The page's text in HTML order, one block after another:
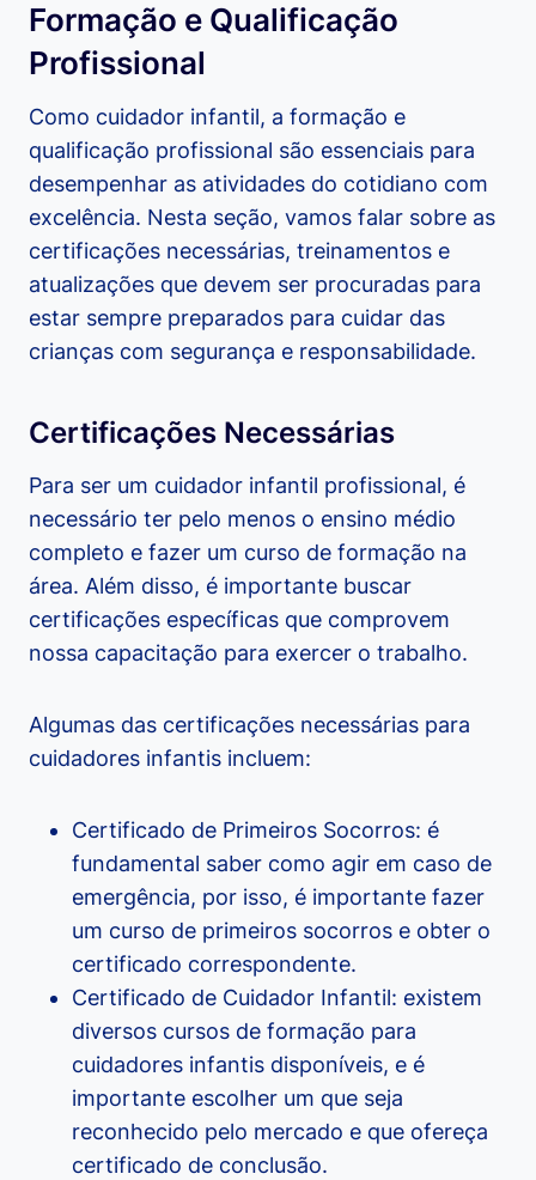
Formação e Qualificação
Profissional
Como cuidador infantil, a formação e
qualificação profissional são essenciais para
desempenhar as atividades do cotidiano com
excelência. Nesta seção, vamos falar sobre as
certificações necessárias, treinamentos e
atualizações que devem ser procuradas para
estar sempre preparados para cuidar das
crianças com segurança e responsabilidade.
Certificações Necessárias
Para ser um cuidador infantil profissional, é
necessário ter pelo menos o ensino médio
completo e fazer um curso de formação na
área. Além disso, é importante buscar
certificações específicas que comprovem
nossa capacitação para exercer o trabalho.
Algumas das certificações necessárias para
cuidadores infantis incluem:
Certificado de Primeiros Socorros: é
fundamental saber como agir em caso de
emergência, por isso, é importante fazer
um curso de primeiros socorros e obter o
certificado correspondente.
Certificado de Cuidador Infantil: existem
diversos cursos de formação para
cuidadores infantis disponíveis, e é
importante escolher um que seja
reconhecido pelo mercado e que ofereça
certificado de conclusão.